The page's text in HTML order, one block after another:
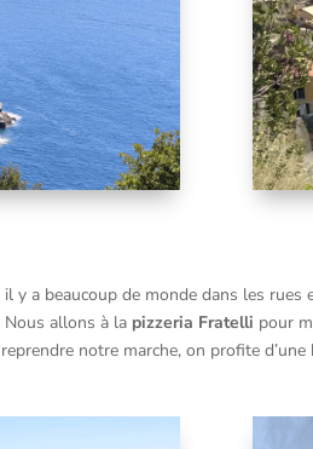
y a beaucoup de monde dans les
Nous allons à la pizzeria Fratelli pour
notre marche, on profite